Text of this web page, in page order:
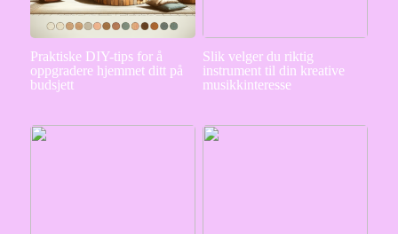
Praktiske DIY-tips for å
oppgradere hjemmet ditt på
budsjett
Slik velger du riktig
instrument til din kreative
musikkinteresse